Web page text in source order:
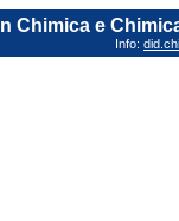
Chimica e
Info: